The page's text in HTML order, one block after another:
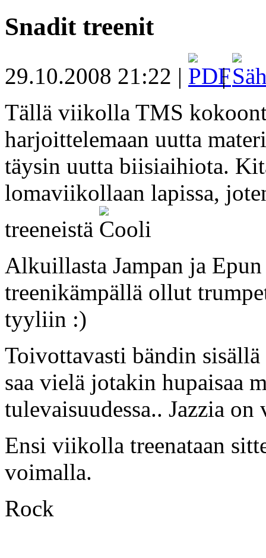
Snadit treenit
29.10.2008 21:22 |
|
Tällä viikolla TMS
harjoittelemaan uutta
täysin uutta biisiaihiota.
lomaviikollaan lapissa,
treeneistä
Alkuillasta Jampan ja
treenikämpällä ollut
tyyliin :)
Toivottavasti bändin
saa vielä jotakin hupaisaa
tulevaisuudessa.. Jazzia
Ensi viikolla treenataan
voimalla.
Rock